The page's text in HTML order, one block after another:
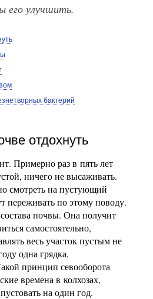
его улучшить.
бактерий
отдохнуть
Примерно раз в пять лет
ничего не высаживать.
смотреть на пустующий
переживать по этому поводу.
почвы. Она получит
самостоятельно,
весь участок пустым не
одна грядка,
принцип севооборота
времена в колхозах,
на один год.